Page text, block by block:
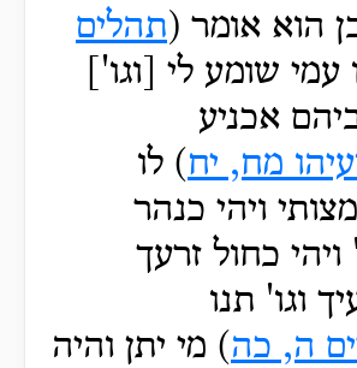
הוא אומר (תהלים
עמי שומע לי [וגו']
אכניע
מח, יח) לו
ויהי כנהר
ויהי כחול זרעך
וגו' תנו
ה, כה) מי יתן והיה